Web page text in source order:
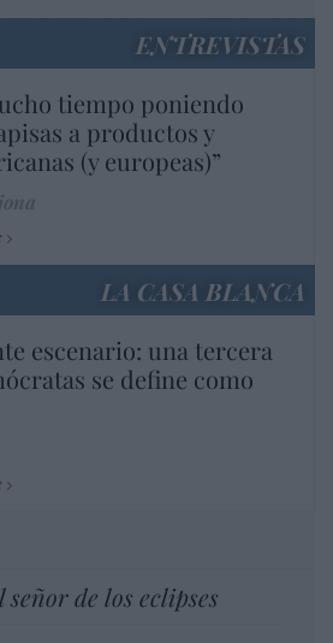
ENTREVISTAS
tiempo poniendo
a productos y
(y europeas)”
LA CASA BLANCA
escenario: una tercera
se define como
señor de los eclipses